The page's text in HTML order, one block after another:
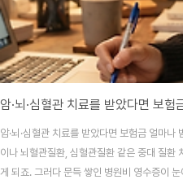
암·뇌·심혈관 치료를 받았다면 보험금 얼마
이나 뇌혈관질환, 심혈관질환 같은 중대 질환
게 되죠. 그러다 문득 쌓인 병원비 영수증이